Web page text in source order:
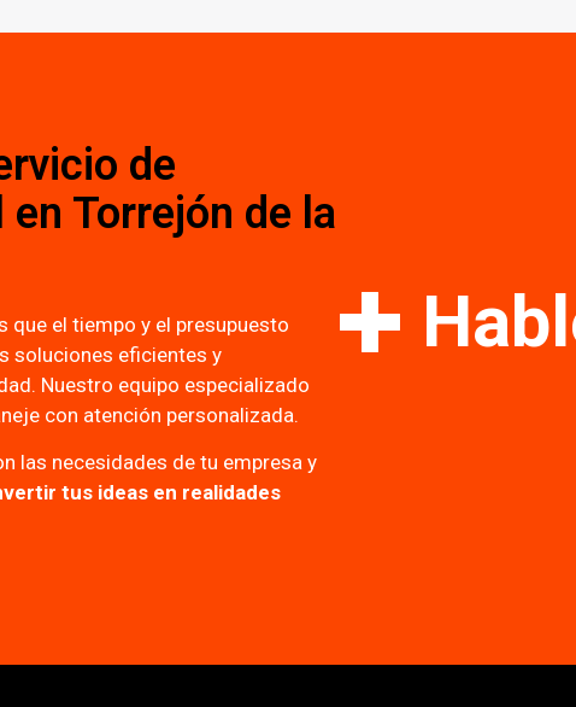
de
Torrejón de la
que el tiempo y el presupuesto
soluciones eficientes y
Nuestro equipo especializado
con atención personalizada.
las necesidades de tu empresa y
tus ideas en realidades